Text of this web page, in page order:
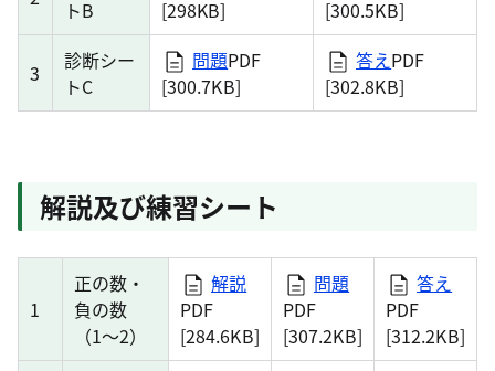
トB
[298KB]
[300.5KB]
3
診断シー
トC
問題PDF
[300.7KB]
答えPDF
[302.8KB]
解説及び練習シート
1
正の数・
負の数
（1～2）
解説
PDF
[284.6KB]
問題
PDF
[307.2KB]
答え
PDF
[312.2KB]